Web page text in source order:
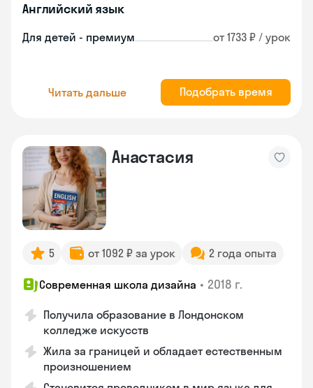
Английский язык
Для детей - премиум от 1733 ₽ / урок
Читать дальше Подобрать время
Анастасия
5 от 1092 ₽ за урок 2 года опыта
Современная школа дизайна • 2018 г.
Получила образование в Лондонском
колледже искусств
Жила за границей и обладает естественным
произношением